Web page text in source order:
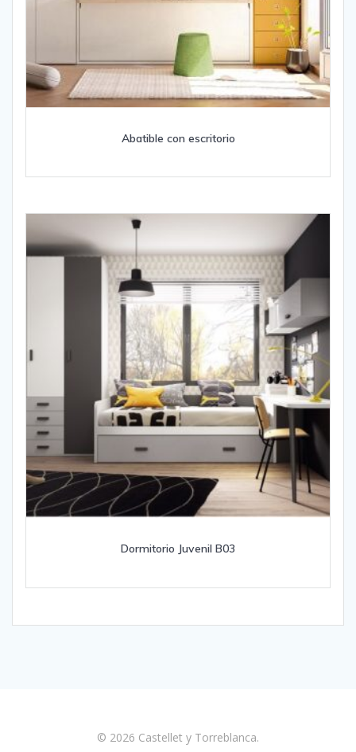
Abatible con escritorio
Dormitorio Juvenil B03
© 2026 Castellet y Torreblanca.